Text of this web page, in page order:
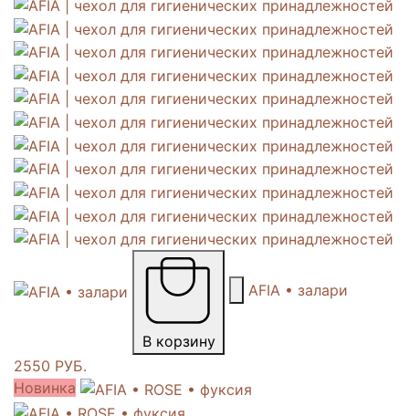
В корзину
AFIA • залари
2550 РУБ.
Новинка